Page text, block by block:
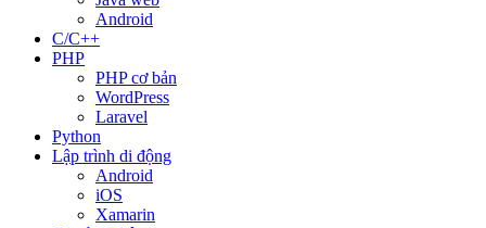
Android
C/C++
PHP
PHP cơ bản
WordPress
Laravel
Python
Lập trình di động
Android
iOS
Xamarin